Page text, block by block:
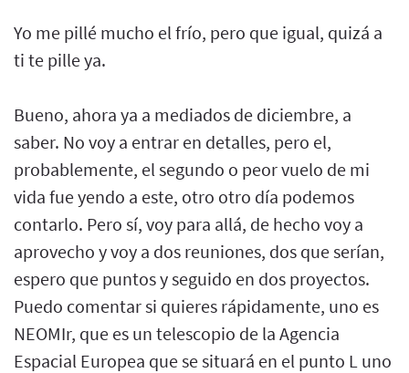
Yo me pillé mucho el frío, pero que igual, quizá a
ti te pille ya.
Bueno, ahora ya a mediados de diciembre, a
saber. No voy a entrar en detalles, pero el,
probablemente, el segundo o peor vuelo de mi
vida fue yendo a este, otro otro día podemos
contarlo. Pero sí, voy para allá, de hecho voy a
aprovecho y voy a dos reuniones, dos que serían,
espero que puntos y seguido en dos proyectos.
Puedo comentar si quieres rápidamente, uno es
NEOMIr, que es un telescopio de la Agencia
Espacial Europea que se situará en el punto L uno